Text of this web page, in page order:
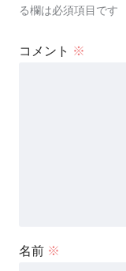
る欄は必須項目です
コメント ※
名前 ※